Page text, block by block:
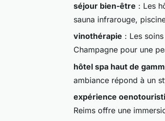
séjour bien-être : Les
sauna infrarouge,
vinothérapie : Les
Champagne pour une
hôtel spa haut de
ambiance répond à un
expérience
Reims offre une